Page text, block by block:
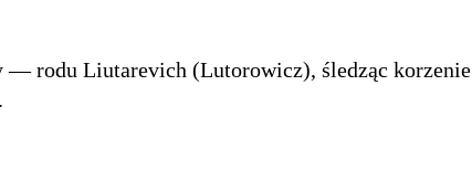
— rodu Liutarevich (Lutorowicz), śledząc korzenie